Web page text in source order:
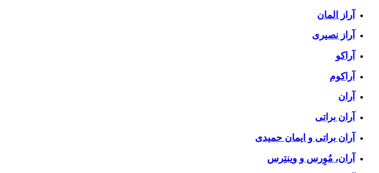
آراز المان
آراز نصیری
آراکو
آراکوم
آران
آران براتی
آران براتی و ایمان حمیدی
آران، مُوِرس و وینتِرس